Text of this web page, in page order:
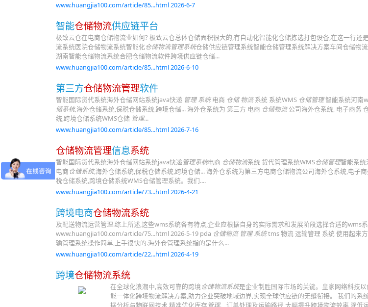
www.huangjia100.com/article/85...html 2026-6-7
智能仓储物流供应链平台
极致云仓在电商仓储物流业如何? 极致云仓总体仓储面积很大的,有自动化智能化仓储拣选打包设备,在这一行还
流系统医院仓储物流系统智能化仓储物流管理系统仓储供应链管理系统智能仓储管理系统解决方案车间仓储物
湖南智能仓储物流系统合肥仓储物流软件跨境供应链仓储...
www.huangjia100.com/article/85...html 2026-6-10
第三方仓储物流管理软件
智能国际货代系统海外仓储网站系统java快递 管理 系统电商 仓储 物流系统 系统WMS 仓储管理智能系统河南
储系统,海外仓储系统,保税仓储系统,跨境仓储... 海外仓系统为 第三方 电商 仓储物流公司海外仓系统, 电子商务
统,跨境仓储系统WMS仓储 管理...
www.huangjia100.com/article/85...html 2026-7-16
仓储物流管理信息系统
智能国际货代系统海外仓储网站系统java快递管理系统电商 仓储物流系统 货代管理系统WMS仓储管理智能系统
电商仓储系统,海外仓储系统,保税仓储系统,跨境仓储... 海外仓系统为第三方电商仓储物流公司海外仓系统,电子
税仓储系统,跨境仓储系统WMS仓储管理系统。我们....
www.huangjia100.com/article/73...html 2026-4-21
跨境电商仓储物流系统
及配送物流运营管理.综上所述,这些wms系统各有特点,企业应根据自身的实际需求和发展阶段选择合适的wms
www.huangjia100.com/article/75...html 2026-5-19 pda 仓储物流 管理 系统tms 物流 运输管理 系统 使用起来
输管理系统操作简单,上手很快的.海外仓管理系统指的是什么...
www.huangjia100.com/article/22...html 2026-4-19
跨境仓储物流系统
在全球化浪潮中,高效可靠的跨境仓储物流系统是企业制胜国际市场的关键。皇家网络科技
能一体化跨境物流解决方案,助力企业突破地域边界,实现全球供应链的无缝衔接。 我们的系
据分析与物联网技术,精准优化库存管理、订单处理及运输路径,大幅提升跨境物流效率,降低